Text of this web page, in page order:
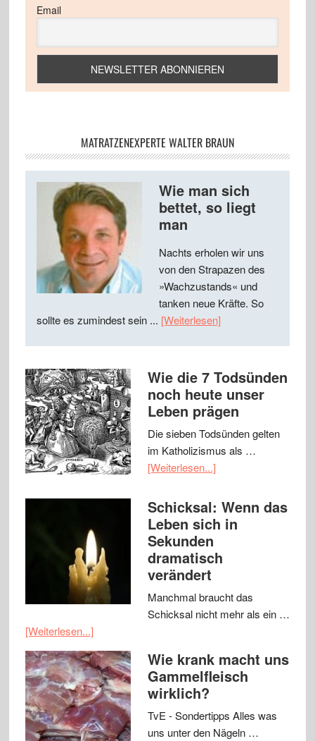
Email
MATRATZENEXPERTE WALTER BRAUN
Wie man sich
bettet, so liegt
man
Nachts erholen wir uns
von den Strapazen des
»Wachzustands« und
tanken neue Kräfte. So
sollte es zumindest sein ... [Weiterlesen]
Wie die 7 Todsünden
noch heute unser
Leben prägen
Die sieben Todsünden gelten
im Katholizismus als …
[Weiterlesen...]
Schicksal: Wenn das
Leben sich in
Sekunden
dramatisch
verändert
Manchmal braucht das
Schicksal nicht mehr als ein …
[Weiterlesen...]
Wie krank macht uns
Gammelfleisch
wirklich?
TvE - Sondertipps Alles was
uns unter den Nägeln …